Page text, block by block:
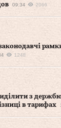
09:34 2066
1248
з
в тарифах